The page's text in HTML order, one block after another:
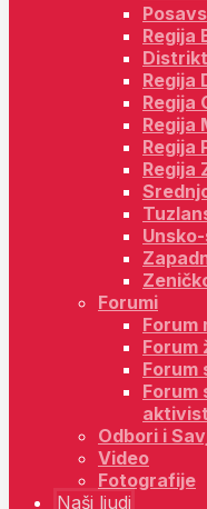
Regija
Regija
Regija
Regija
Regija
Regija
Forumi
Forum
Forum
Forum
Forum
Odbori i
Video
Fotografije
Naši ljudi